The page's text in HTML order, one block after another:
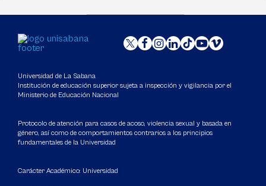
Universidad de La Sabana
Institución de educación superior sujeta a inspección y vigilancia por el
Ministerio de Educación Nacional
Protocolo de atención para casos de acoso, violencia sexual y basada en
género, así como de comportamientos contrarios a los principios
fundamentales de la Universidad
Carácter Académico: Universidad